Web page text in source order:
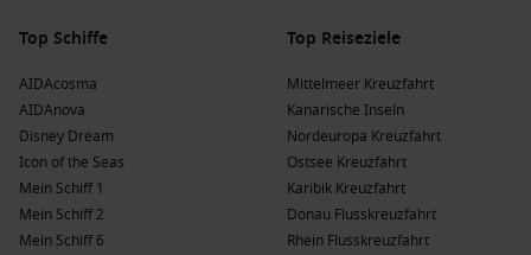
Top Schiffe
AIDAcosma
AIDAnova
Disney Dream
Icon of the Seas
Mein Schiff 1
Mein Schiff 2
Mein Schiff 6
Top Reiseziele
Mittelmeer Kreuzfahrt
Kanarische Inseln
Nordeuropa Kreuzfahrt
Ostsee Kreuzfahrt
Karibik Kreuzfahrt
Donau Flusskreuzfahrt
Rhein Flusskreuzfahrt